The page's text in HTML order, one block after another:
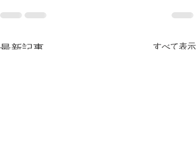
最新記事 すべて表示